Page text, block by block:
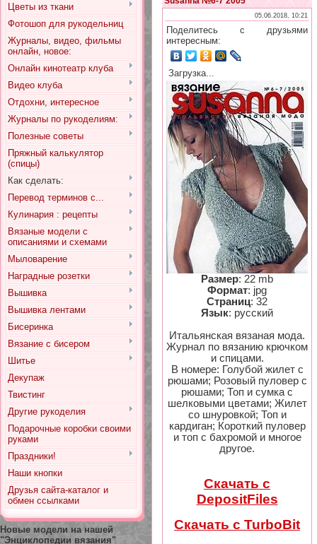
Цветы из ткани
Фотошоп для рукодельниц
Журналы, видео, фильмы
онлайн, новое:
Онлайн кинотеатр клуба
Видео клуба
Отдохни, интересное
Журналы по рукоделиям:
Полезные советы
Пряжный калькулятор
(спицы)
Как сделать:
Перевод терминов с...
Кулинария : рецепты
Вязаные модели с
описаниями и схемами
Мыловарение
Наградные розетки
Вышивка
Вышивка лентами
Бисеринка
Вязание с бисером
Шитье
Декупаж
Твистинг
Другие рукоделия
Подарочные коробки своими
руками
Праздники!
Наши кнопки
Друзья сайта-каталог и
обмен ссылками
Новые модели на нашей
"Энциклопедии вязания"
05.06.2018, 10:21
Поделитесь с друзьями
интересным:
Загрузка...
Размер: 22 mb
Формат: jpg
Страниц: 32
Язык: русский
Итальянская вязаная мода.
Журнал по вязанию крючком
и спицами.
В номере: Голубой жилет с
рюшами; Розовый пуловер с
рюшами; Топ и сумка с
шелковыми цветами; Жилет
со шнуровкой; Топ и
кардиган; Короткий пуловер
и топ с бахромой и многое
другое.
Скачать с
DepositFiles
Скачать с TurboBit